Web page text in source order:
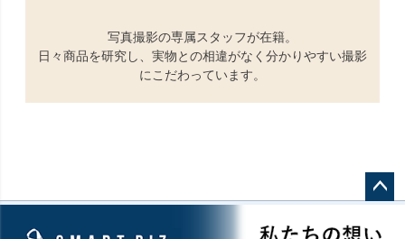
写真撮影の専属スタッフが在籍。
日々商品を研究し、実物との相違がなく分かりやすい撮影
にこだわっています。
ジト